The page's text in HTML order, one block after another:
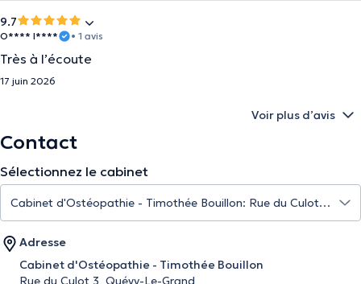
9.7
O**** I**** • 1 avis
Très à l’écoute
17 juin 2026
Voir plus d’avis
Contact
Sélectionnez le cabinet
Adresse
Cabinet d'Ostéopathie - Timothée Bouillon
Rue du Culot 3, Quévy-Le-Grand